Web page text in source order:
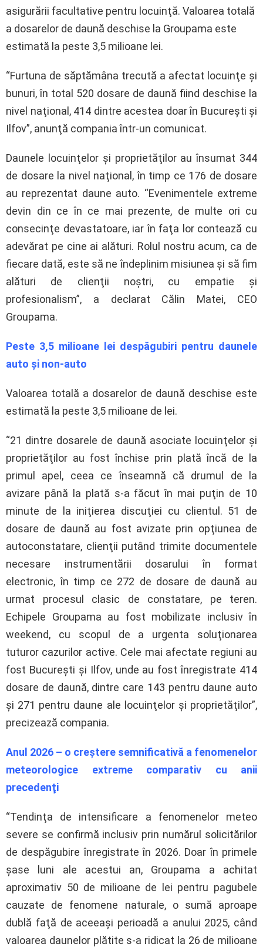
asigurării facultative pentru locuinţă. Valoarea totală
a dosarelor de daună deschise la Groupama este
estimată la peste 3,5 milioane lei.
“Furtuna de săptămâna trecută a afectat locuinţe şi
bunuri, în total 520 dosare de daună fiind deschise la
nivel naţional, 414 dintre acestea doar în Bucureşti şi
Ilfov”, anunţă compania într-un comunicat.
Daunele locuinţelor şi proprietăţilor au însumat 344
de dosare la nivel naţional, în timp ce 176 de dosare
au reprezentat daune auto. “Evenimentele extreme
devin din ce în ce mai prezente, de multe ori cu
consecinţe devastatoare, iar în faţa lor contează cu
adevărat pe cine ai alături. Rolul nostru acum, ca de
fiecare dată, este să ne îndeplinim misiunea şi să fim
alături de clienţii noştri, cu empatie şi
profesionalism”, a declarat Călin Matei, CEO
Groupama.
Peste 3,5 milioane lei despăgubiri pentru daunele
auto şi non-auto
Valoarea totală a dosarelor de daună deschise este
estimată la peste 3,5 milioane de lei.
“21 dintre dosarele de daună asociate locuinţelor şi
proprietăţilor au fost închise prin plată încă de la
primul apel, ceea ce înseamnă că drumul de la
avizare până la plată s-a făcut în mai puţin de 10
minute de la iniţierea discuţiei cu clientul. 51 de
dosare de daună au fost avizate prin opţiunea de
autoconstatare, clienţii putând trimite documentele
necesare instrumentării dosarului în format
electronic, în timp ce 272 de dosare de daună au
urmat procesul clasic de constatare, pe teren.
Echipele Groupama au fost mobilizate inclusiv în
weekend, cu scopul de a urgenta soluţionarea
tuturor cazurilor active. Cele mai afectate regiuni au
fost Bucureşti şi Ilfov, unde au fost înregistrate 414
dosare de daună, dintre care 143 pentru daune auto
şi 271 pentru daune ale locuinţelor şi proprietăţilor”,
precizează compania.
Anul 2026 – o creştere semnificativă a fenomenelor
meteorologice extreme comparativ cu anii
precedenţi
“Tendinţa de intensificare a fenomenelor meteo
severe se confirmă inclusiv prin numărul solicitărilor
de despăgubire înregistrate în 2026. Doar în primele
şase luni ale acestui an, Groupama a achitat
aproximativ 50 de milioane de lei pentru pagubele
cauzate de fenomene naturale, o sumă aproape
dublă faţă de aceeaşi perioadă a anului 2025, când
valoarea daunelor plătite s-a ridicat la 26 de milioane